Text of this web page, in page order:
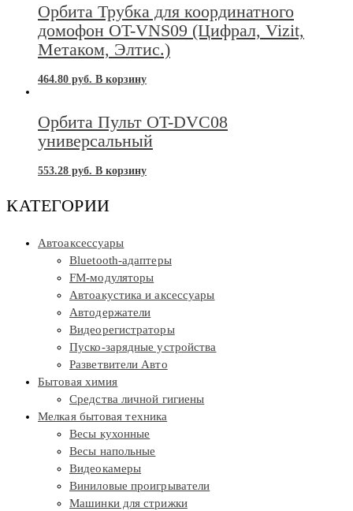
Орбита Трубка для координатного
домофон OT-VNS09 (Цифрал, Vizit,
Метаком, Элтис.)
464.80 руб. В корзину
Орбита Пульт OT-DVC08
универсальный
553.28 руб. В корзину
КАТЕГОРИИ
Автоаксессуары
Bluetooth-адаптеры
FM-модуляторы
Автоакустика и аксессуары
Автодержатели
Видеорегистраторы
Пуско-зарядные устройства
Разветвители Авто
Бытовая химия
Средства личной гигиены
Мелкая бытовая техника
Весы кухонные
Весы напольные
Видеокамеры
Виниловые проигрыватели
Машинки для стрижки